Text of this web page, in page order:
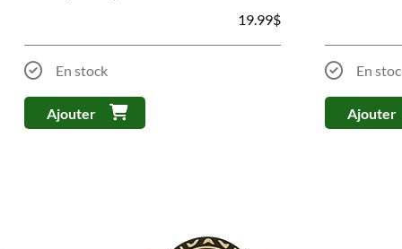
19.99$
En stock
Ajouter
En
Ajouter